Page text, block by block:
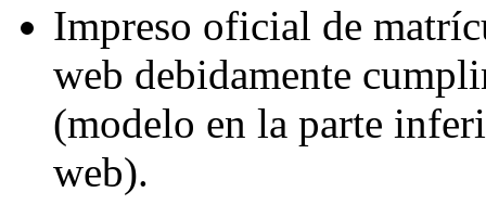
Impreso oficial de
web debidamente
(modelo en la parte
web).